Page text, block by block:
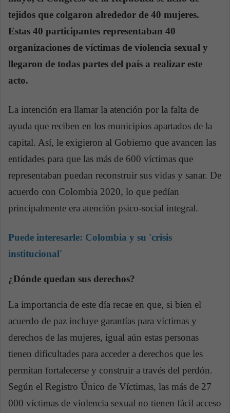
tejidos que colgaron alrededor de 40 mujeres.
Estas 40 participantes representaban 40
organizaciones de víctimas de violencia sexual y
llegaron de todas partes del país a realizar este
acto.
La intención era llamar la atención por la falta de
ayuda que reciben en los municipios apartados de la
capital. Así, le exigieron al Gobierno que avancen las
entidades para que las más de 600 víctimas que
representaban puedan reconstruir sus vidas y sanar. De
acuerdo con Colombia 2020, lo que pedían
principalmente era atención psico-social integral.
Puede interesarle: Colombia y su 'crisis
institucional'
¿Dónde quedan sus derechos?
La importancia de este día recae en que, si bien el
acuerdo de paz incluye garantías para víctimas y
derechos de las mujeres, igual aún estas personas
tienen dificultades para acceder a derechos que les
permitan fortalecerse y construir a través del perdón.
Según el Registro Único de Víctimas, las más de 27
000 víctimas de violencia sexual no tienen fácil acceso